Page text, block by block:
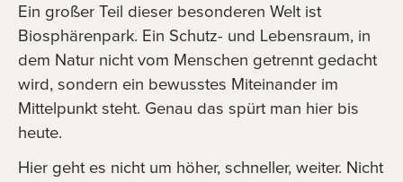
Ein großer Teil dieser besonderen Welt ist
Biosphärenpark. Ein Schutz- und Lebensraum, in
dem Natur nicht vom Menschen getrennt gedacht
wird, sondern ein bewusstes Miteinander im
Mittelpunkt steht. Genau das spürt man hier bis
heute.
Hier geht es nicht um höher, schneller, weiter. Nicht